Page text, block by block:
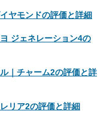
ヤモンドの評価と詳細
ジェネレーション4の
｜チャーム2の評価と詳
リア2の評価と詳細